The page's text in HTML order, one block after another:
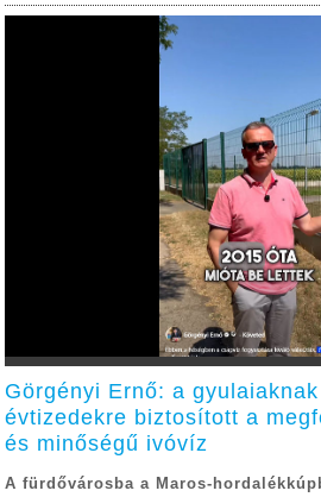
Görgényi Ernő: a
évtizedekre biztosított a
és minőségű ivóvíz
A fürdővárosba a Maros-